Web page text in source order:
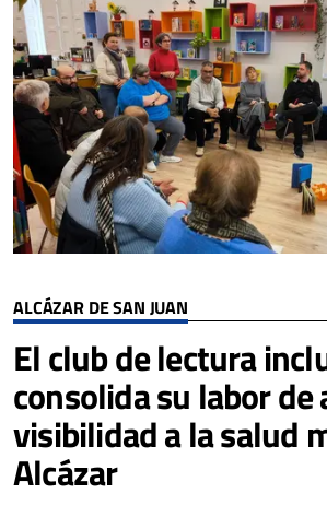
ALCÁZAR DE SAN JUAN
El club de lectura
consolida su labor de
visibilidad a la salud
Alcázar